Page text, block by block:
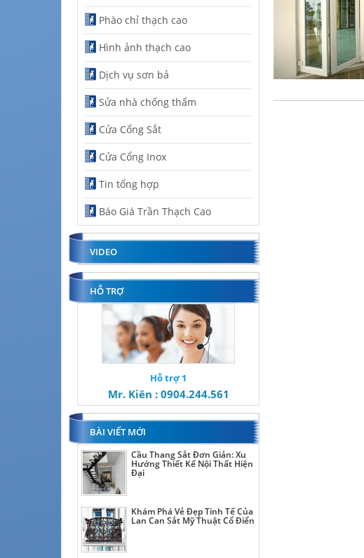
Phào chỉ thạch cao
Hình ảnh thạch cao
Dịch vụ sơn bả
Sửa nhà chống thấm
Cửa Cổng Sắt
Cửa Cổng Inox
Tin tổng hợp
Báo Giá Trần Thạch Cao
VIDEO
HỖ TRỢ
Hỗ trợ 1
Mr. Kiên : 0904.244.561
BÀI VIẾT MỚI
Cầu Thang Sắt Đơn Giản: Xu
Hướng Thiết Kế Nội Thất Hiện
Đại
Khám Phá Vẻ Đẹp Tinh Tế Của
Lan Can Sắt Mỹ Thuật Cổ Điển